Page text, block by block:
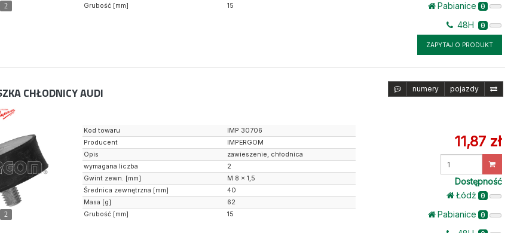
2 Pabianice 0
48H 0
ZAPYTAJ O PRODUKT
Grubość [mm]
15
CHŁODNICY AUDI numery pojazdy
2
11,87 zł
Dostępność
Łódż 0
Pabianice 0
Kod towaru
IMP 30706
Producent
IMPERGOM
Opis
zawieszenie, chłodnica
wymagana liczba
2
Gwint zewn. [mm]
M 8 x 1,5
Średnica zewnętrzna [mm]
40
Masa [g]
62
Grubość [mm]
15